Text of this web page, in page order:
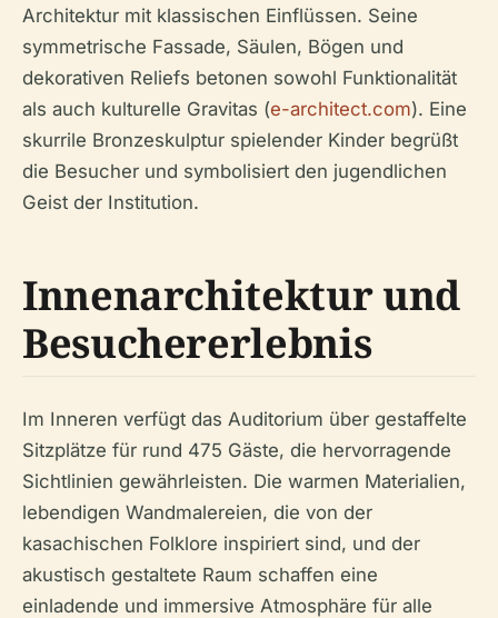
Architektur mit klassischen Einflüssen. Seine
symmetrische Fassade, Säulen, Bögen und
dekorativen Reliefs betonen sowohl Funktionalität
als auch kulturelle Gravitas (e-architect.com). Eine
skurrile Bronzeskulptur spielender Kinder begrüßt
die Besucher und symbolisiert den jugendlichen
Geist der Institution.
Innenarchitektur und
Besuchererlebnis
Im Inneren verfügt das Auditorium über gestaffelte
Sitzplätze für rund 475 Gäste, die hervorragende
Sichtlinien gewährleisten. Die warmen Materialien,
lebendigen Wandmalereien, die von der
kasachischen Folklore inspiriert sind, und der
akustisch gestaltete Raum schaffen eine
einladende und immersive Atmosphäre für alle